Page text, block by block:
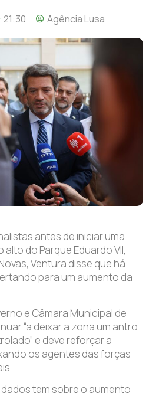
21:30 Agência Lusa
antes de iniciar uma
do Parque Eduardo VII,
Ventura disse que há
para um aumento da
e Câmara Municipal de
“a deixar a zona um antro
e deve reforçar a
os agentes das forças
tem sobre o aumento